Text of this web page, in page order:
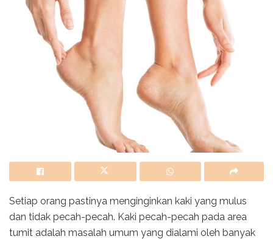
Setiap orang pastinya menginginkan kaki yang mulus
dan tidak pecah-pecah. Kaki pecah-pecah pada area
tumit adalah masalah umum yang dialami oleh banyak